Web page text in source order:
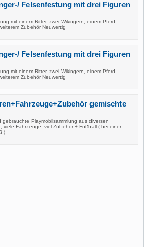
Felsenfestung mit drei Figuren
mit einem Ritter, zwei Wikingern, einem Pferd,
Zubehör Neuwertig
Felsenfestung mit drei Figuren
mit einem Ritter, zwei Wikingern, einem Pferd,
Zubehör Neuwertig
gemischte
Playmobilsammlung aus diversen
viele Fahrzeuge, viel Zubehör + Fußball ( bei einer
)